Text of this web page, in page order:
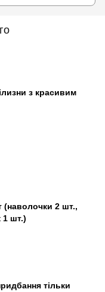
з красивим
(наволочки 2 шт.,
1 шт.)
тільки